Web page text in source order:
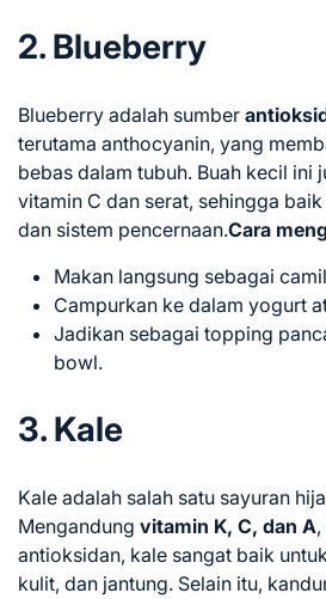
2. Blueberry
Blueberry adalah sumber
terutama anthocyanin, yang
bebas dalam tubuh. Buah kecil ini
vitamin C dan serat, sehingga
dan sistem pencernaan.Cara
Makan langsung sebagai
Campurkan ke dalam yogurt
Jadikan sebagai topping
bowl.
3. Kale
Kale adalah salah satu sayuran
Mengandung vitamin K, C, dan A
antioksidan, kale sangat baik
kulit, dan jantung. Selain itu,